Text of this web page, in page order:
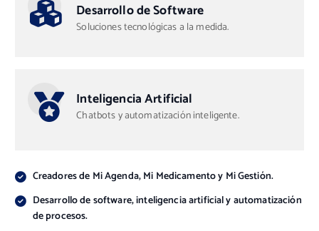
Desarrollo de Software
Soluciones tecnológicas a la medida.
Inteligencia Artificial
Chatbots y automatización inteligente.
Creadores de Mi Agenda, Mi Medicamento y Mi Gestión.
Desarrollo de software, inteligencia artificial y automatización
de procesos.